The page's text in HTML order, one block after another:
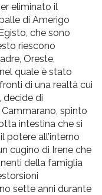
eliminato il
di Amerigo
che sono
riescono
Oreste,
quale è stato
di una realtà cui
decide di
spinto
intestina che si
potere all’interno
cugino di Irene che
della famiglia
sette anni durante